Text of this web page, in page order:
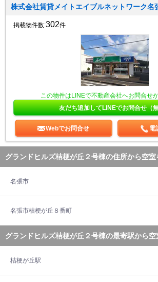
株式会社賃貸メイトエイブルネットワーク名
掲載物件数:302件
この物件はLINEで不動産会社へお問合せ
友だち追加してLINEでお問合せ（
Webでお問合せ 電
グランドヒルズ桔梗が丘２号棟の住所から空室
名張市
名張市桔梗が丘８番町
グランドヒルズ桔梗が丘２号棟の最寄駅から
桔梗が丘駅